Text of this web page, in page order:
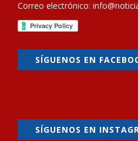
Correo electrónico:
SÍGUENOS EN
SÍGUENOS EN